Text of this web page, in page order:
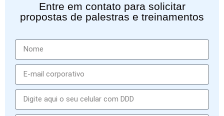
Entre em contato para solicitar
propostas de palestras e treinamentos